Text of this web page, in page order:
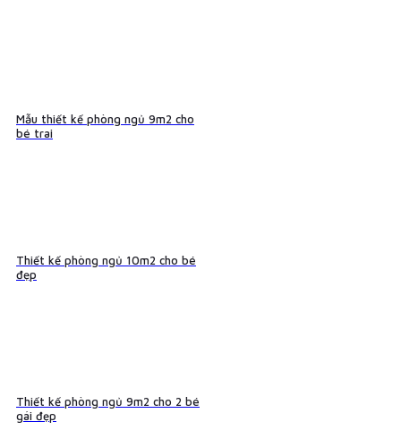
Mẫu thiết kế phòng ngủ 9m2 cho
bé trai
Thiết kế phòng ngủ 10m2 cho bé
đẹp
Thiết kế phòng ngủ 9m2 cho 2 bé
gái đẹp